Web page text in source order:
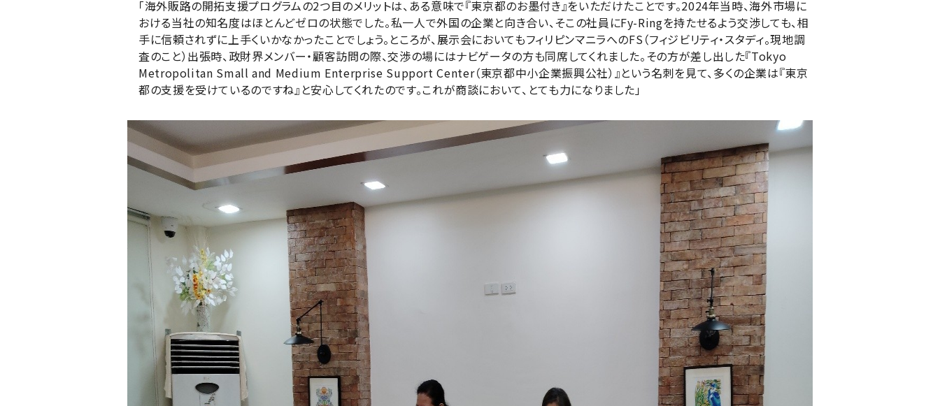
「海外販路の開拓支援プログラムの2つ目のメリットは、ある意味で『東京都のお墨付き』をいただけたことです。2024年当時、海外市場に
おける当社の知名度はほとんどゼロの状態でした。私一人で外国の企業と向き合い、そこの社員にFy-Ringを持たせるよう交渉しても、相
手に信頼されずに上手くいかなかったことでしょう。ところが、展示会においてもフィリピンマニラへのFS（フィジビリティ・スタディ。現地調
査のこと）出張時、政財界メンバー・顧客訪問の際、交渉の場にはナビゲータの方も同席してくれました。その方が差し出した『Tokyo
Metropolitan Small and Medium Enterprise Support Center（東京都中小企業振興公社）』という名刺を見て、多くの企業は『東京
都の支援を受けているのですね』と安心してくれたのです。これが商談において、とても力になりました」